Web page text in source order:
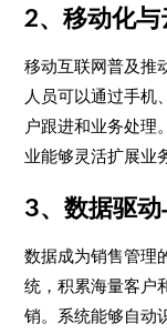
2、移动化与
移动互联网普及推
人员可以通过手机
户跟进和业务处理
业能够灵活扩展业
3、数据驱
数据成为销售管理
统，积累海量客户
销。系统能够自动